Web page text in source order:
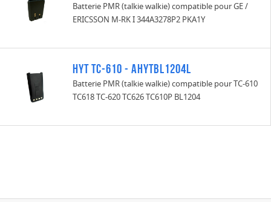
Batterie PMR (talkie walkie) compatible pour GE /
ERICSSON M-RK I 344A3278P2 PKA1Y
HYT TC-610 - AHYTBL1204L
Batterie PMR (talkie walkie) compatible pour TC-610
TC618 TC-620 TC626 TC610P BL1204